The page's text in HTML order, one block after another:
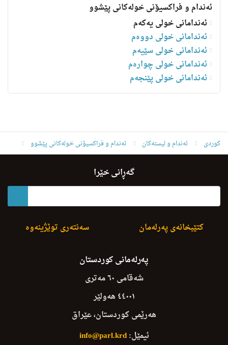
ئەندام و فراکسیۆنی خولەکانی پێشوو
ئەندامانی خولی یەکەم
ئەندامانی خولی دووەم
ئەندامانی خولی سێیەم
ئەندامانی خولی چوارەم
ئه‌ندامانی خولی پێنجەم
کوردی ئه‌ندام و لیسته‌كان ئەندام و فراکسیۆنی خولەکانی پێشوو
په‌رى خان مه‌حمود شه‌وقی (شه‌مام شه‌وقى)
گەڕانی خێرا
سەنتەری توێژینەوە کتێبخانەی پەرلەمان
پەرلەمانی کوردستان
شەقامی ٦٠ مەتری
٤٤٠٠١ هەولێر
هەرێمی کوردستان، عێراق
ئیمێل:info@parl.krd